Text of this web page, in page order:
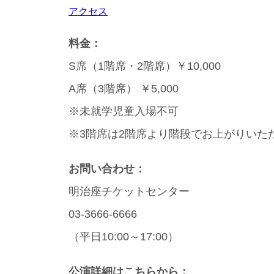
アクセス
料金：
S席（1階席・2階席）￥10,000
A席（3階席） ￥5,000
※未就学児童入場不可
※3階席は2階席より階段でお上がりいた
お問い合わせ：
明治座チケットセンター
03-3666-6666
（平日10:00～17:00）
公演詳細はこちらから：